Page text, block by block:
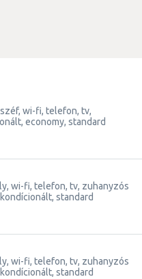
economy, standard
standard
standard